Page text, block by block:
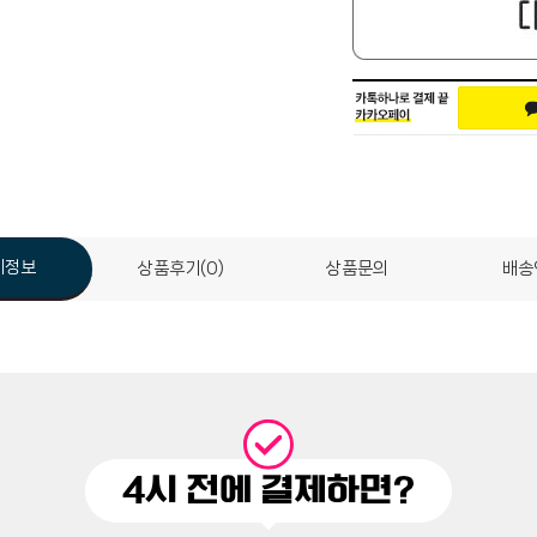
정보 상품후기(0) 상품문의 배